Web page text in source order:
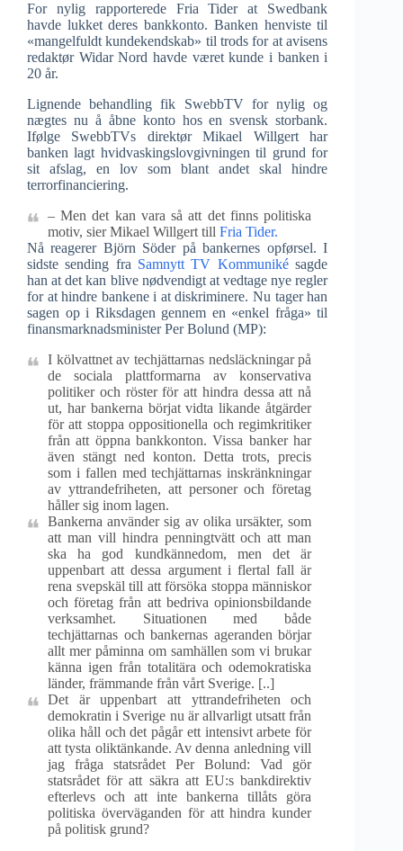
For nylig rapporterede Fria Tider at Swedbank
havde lukket deres bankkonto. Banken henviste til
«mangelfuldt kundekendskab» til trods for at avisens
redaktør Widar Nord havde været kunde i banken i
20 år.
Lignende behandling fik SwebbTV for nylig og
nægtes nu å åbne konto hos en svensk storbank.
Ifølge SwebbTVs direktør Mikael Willgert har
banken lagt hvidvaskingslovgivningen til grund for
sit afslag, en lov som blant andet skal hindre
terrorfinanciering.
– Men det kan vara så att det finns politiska
motiv, sier Mikael Willgert till Fria Tider.
Nå reagerer Björn Söder på bankernes opførsel. I
sidste sending fra Samnytt TV Kommunikésagde
han at det kan blive nødvendigt at vedtage nye regler
for at hindre bankene i at diskriminere. Nu tager han
sagen op i Riksdagen gennem en «enkel fråga» til
finansmarknadsminister Per Bolund (MP):
I kölvattnet av techjättarnas nedsläckningar på
de sociala plattformarna av konservativa
politiker och röster för att hindra dessa att nå
ut, har bankerna börjat vidta likande åtgärder
för att stoppa oppositionella och regimkritiker
från att öppna bankkonton. Vissa banker har
även stängt ned konton. Detta trots, precis
som i fallen med techjättarnas inskränkningar
av yttrandefriheten, att personer och företag
håller sig inom lagen.
Bankerna använder sig av olika ursäkter, som
att man vill hindra penningtvätt och att man
ska ha god kundkännedom, men det är
uppenbart att dessa argument i flertal fall är
rena svepskäl till att försöka stoppa människor
och företag från att bedriva opinionsbildande
verksamhet. Situationen med både
techjättarnas och bankernas ageranden börjar
allt mer påminna om samhällen som vi brukar
känna igen från totalitära och odemokratiska
länder, främmande från vårt Sverige. [..]
Det är uppenbart att yttrandefriheten och
demokratin i Sverige nu är allvarligt utsatt från
olika håll och det pågår ett intensivt arbete för
att tysta oliktänkande. Av denna anledning vill
jag fråga statsrådet Per Bolund: Vad gör
statsrådet för att säkra att EU:s bankdirektiv
efterlevs och att inte bankerna tillåts göra
politiska överväganden för att hindra kunder
på politisk grund?